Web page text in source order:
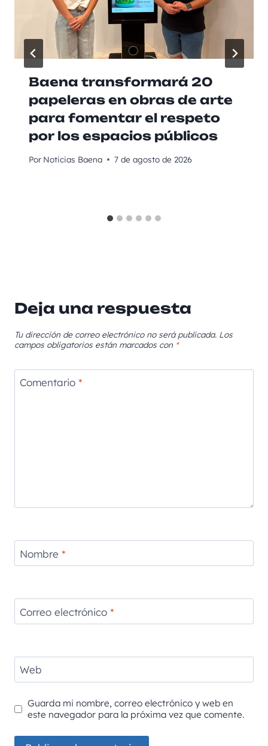
Baena transformará 20
papeleras en obras de arte
para fomentar el respeto
por los espacios públicos
Por Noticias Baena 7 de agosto de 2026
Deja una respuesta
Tu dirección de correo electrónico no será publicada. Los
campos obligatorios están marcados con *
Comentario *
Nombre *
Correo electrónico *
Web
Guarda mi nombre, correo electrónico y web en
este navegador para la próxima vez que comente.